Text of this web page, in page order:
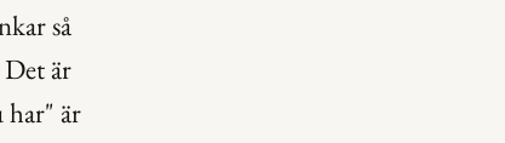
så
är
är